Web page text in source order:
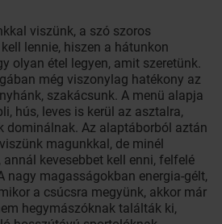
viszünk, a szó szoros
lennie, hiszen a hátunkon
olyan étel legyen, amit szeretünk.
még viszonylag hatékony az
szakácsunk. A menü alapja
hús, leves is kerül az asztalra,
dominálnak. Az alaptáborból aztán
magunkkal, de minél
kevesebbet kell enni, felfelé
nagy magasságokban energia-gélt,
a csúcsra megyünk, akkor már
hegymászóknak találták ki,